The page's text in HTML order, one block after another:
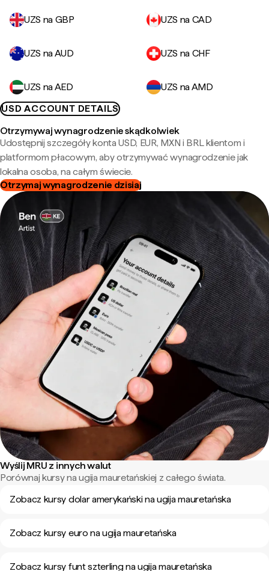
UZS na GBP UZS na CAD
UZS na AUD UZS na CHF
UZS na AED
UZS na AMD
USD ACCOUNT DETAILS
Otrzymywaj wynagrodzenie skądkolwiek
Udostępnij szczegóły konta USD, EUR, MXN i BRL klientom i
platformom płacowym, aby otrzymywać wynagrodzenie jak
lokalna osoba, na całym świecie.
Otrzymaj wynagrodzenie dzisiaj
Wyślij MRU z innych walut
Porównaj kursy na ugija mauretańskiej z całego świata.
Zobacz kursy dolar amerykański na ugija mauretańska
Zobacz kursy euro na ugija mauretańska
Zobacz kursy funt szterling na ugija mauretańska